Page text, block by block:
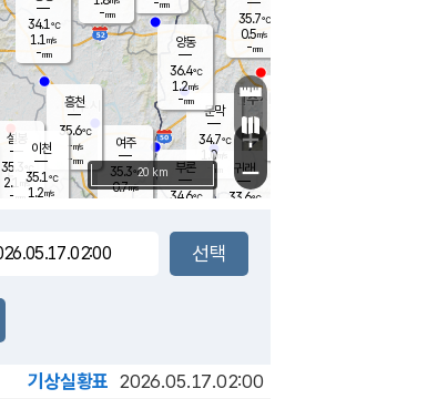
문막
34.7℃
1.0m/s
mm
부론
34.6℃
mm
여주
35.3℃
0.7m/s
양동
36.4℃
1.2m/s
-mm
장호원
흥천
35.6℃
-m/s
-mm
설봉
35.3
2.1 m/s
- mm
귀래
33.6℃
35.7℃
0.5m/s
-mm
-mm
이천
35.1℃
1.2m/s
34.1℃
1.1 m/s
-mm
+
−
20 km
기상실황표 2026.05.17.02:00